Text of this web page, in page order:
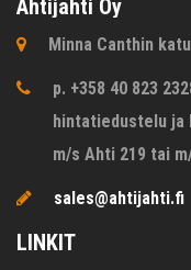
Ahtijahti Oy
Minna Canthin
p. +358 40 823
hintatiedustelu ja
m/s Ahti 219 tai
sales@ahtijahti.fi
LINKIT